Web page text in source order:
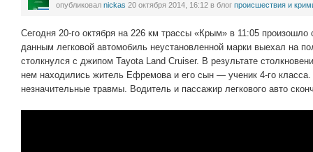
опубликовал nickas 20 октября 2014, 16:12 в блог проиcшествия и
Сегодня 20-го октября на 226 км трассы «Крым» в 11:05
данным легковой автомобиль неустановленной марки выехал на
столкнулся с джипом Tayota Land Cruiser. В результате
нем находились житель Ефремова и его сын — ученик 4-го
незначительные травмы. Водитель и пассажир легкового авто